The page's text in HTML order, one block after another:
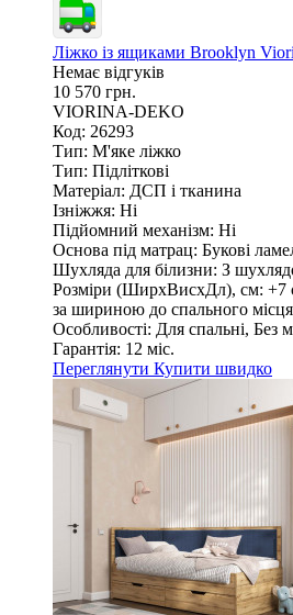
Ліжко із ящиками Brooklyn
Немає відгуків
10 570 грн.
VIORINA-DEKO
Код: 26293
Тип: М'яке ліжко
Тип: Підліткові
Матеріал: ДСП і тканина
Ізніжжя: Ні
Підйомний механізм: Ні
Основа під матрац: Букові
Шухляда для білизни: З
Розміри (ШирxВисxДл), см: +7
за шириною до спального місця
Особливості: Для спальні, Без
Гарантія: 12 міс.
Переглянути Купити швидко